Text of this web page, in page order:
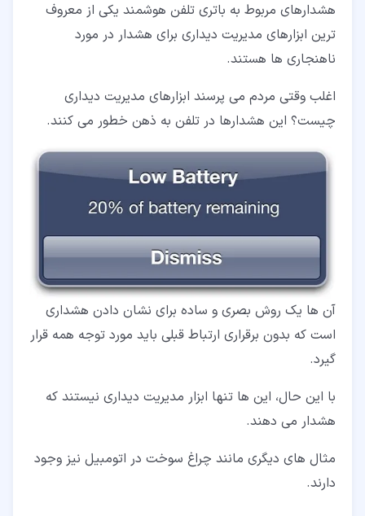
هشدارهای مربوط به باتری تلفن هوشمند یکی از معروف
ترین ابزارهای مدیریت دیداری برای هشدار در مورد
ناهنجاری ها هستند.
اغلب وقتی مردم می پرسند ابزارهای مدیریت دیداری
چیست؟ این هشدارها در تلفن به ذهن خطور می کنند.
آن ها یک روش بصری و ساده برای نشان دادن هشداری
است که بدون برقراری ارتباط قبلی باید مورد توجه همه قرار
گیرد.
با این حال، این ها تنها ابزار مدیریت دیداری نیستند که
هشدار می دهند.
مثال های دیگری مانند چراغ سوخت در اتومبیل نیز وجود
دارند.